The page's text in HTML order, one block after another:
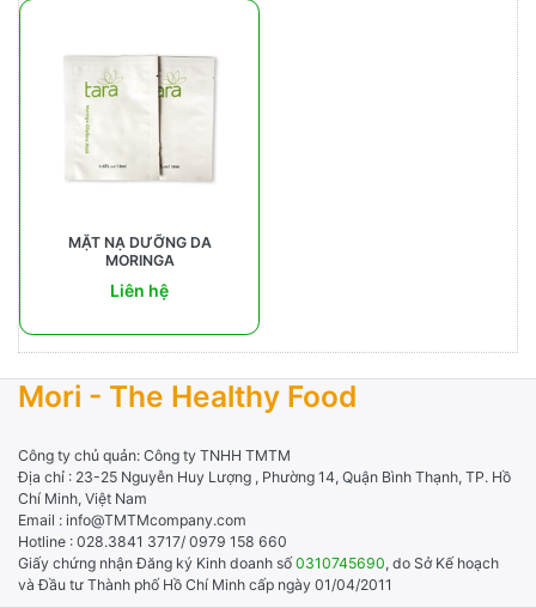
MẶT NẠ DƯỠNG DA
MORINGA
Liên hệ
Mori - The Healthy Food
Công ty chủ quản: Công ty TNHH TMTM
Địa chỉ : 23-25 Nguyễn Huy Lượng , Phường 14, Quận Bình Thạnh, TP. Hồ
Chí Minh, Việt Nam
Email : info@TMTMcompany.com
Hotline : 028.3841 3717/ 0979 158 660
Giấy chứng nhận Đăng ký Kinh doanh số0310745690, do Sở Kế hoạch
và Đầu tư Thành phố Hồ Chí Minh cấp ngày 01/04/2011